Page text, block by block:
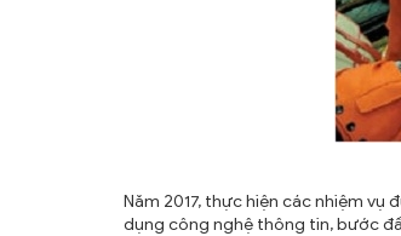
Năm 2017, thực hiện các nhiệm
dụng công nghệ thông tin, bước